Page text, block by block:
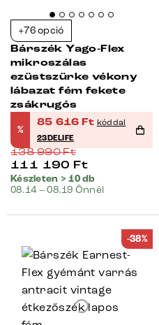
+76 opció
Bárszék Yago-Flex
mikroszálas
ezüstszürke vékony
lábazat fém fekete
zsákrugós
%
85 616 Ft kóddal
23DELIFE
138 990Ft
111 190 Ft
Készleten > 10 db
08.14 – 08.19 Önnél
-38%